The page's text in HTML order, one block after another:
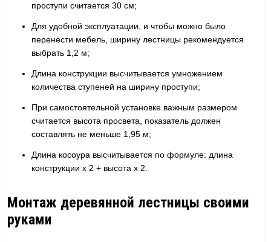
проступи считается 30 см;
Для удобной эксплуатации, и чтобы можно было
перенести мебель, ширину лестницы рекомендуется
выбрать 1,2 м;
Длина конструкции высчитывается умножением
количества ступеней на ширину проступи;
При самостоятельной установке важным размером
считается высота просвета, показатель должен
составлять не меньше 1,95 м;
Длина косоура высчитывается по формуле: длина
конструкции х 2 + высота х 2.
Монтаж деревянной лестницы своими
руками